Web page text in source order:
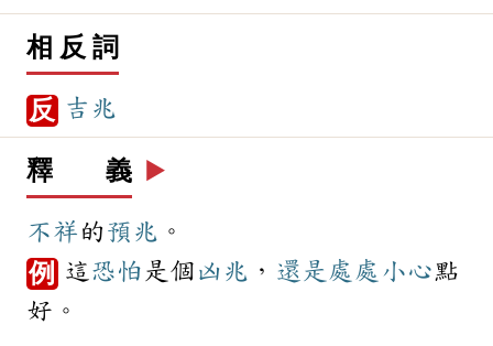
相 反 詞
反 吉兆
釋 義 ▶️
不祥 的 預兆 。
例 這 恐怕 是個 凶兆 ， 還是 處處 小心點
好。